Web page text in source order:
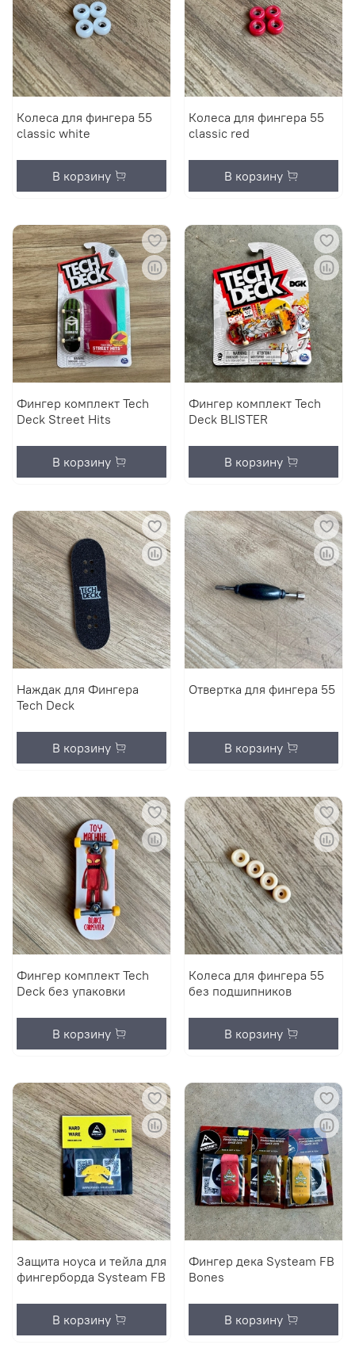
Колеса для фингера 55
classic white
В корзину
Колеса для фингера 55
classic red
В корзину
Фингер комплект Tech
Deck Street Hits
В корзину
Фингер комплект Tech
Deck BLISTER
В корзину
Наждак для Фингера
Tech Deck
В корзину
Отвертка для фингера 55
В корзину
Фингер комплект Tech
Deck без упаковки
В корзину
Колеса для фингера 55
без подшипников
В корзину
Защита ноуса и тейла для
фингерборда Systeam FB
В корзину
Фингер дека Systeam FB
Bones
В корзину